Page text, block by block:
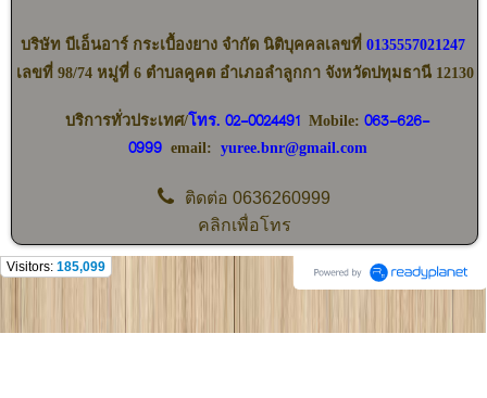
บริษัท บีเอ็นอาร์ กระเบื้องยาง จำกัด นิติบุคคลเลขที่ 0135557021247
เลขที่ 98/74 หมู่ที่ 6 ตำบลคูคต อำเภอลำลูกกา จังหวัดปทุมธานี 12130
บริการทั่วประเทศ/โทร. 02-0024491 Mobile: 063-626-
0999 email: yuree.bnr@gmail.com
ติดต่อ0636260999
คลิกเพื่อโทร
Visitors: 185,099